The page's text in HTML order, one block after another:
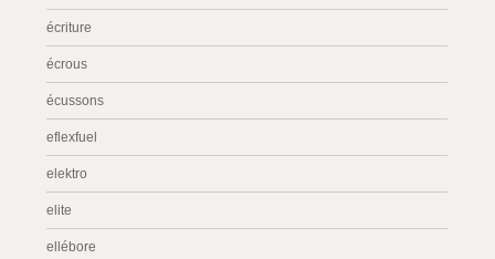
écriture
écrous
écussons
eflexfuel
elektro
elite
ellébore